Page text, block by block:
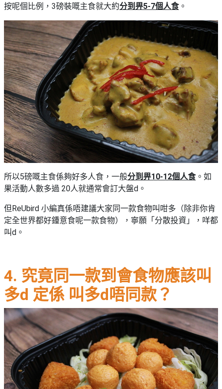
按呢個比例，3磅裝嘅主食就大約分到畀5-7個人食。
所以5磅嘅主食係夠好多人食，一般分到畀10-12個人食。如
果活動人數多過 20人就通常會訂大盤d。
但ReUbird 小編真係唔建議大家同一款食物叫咁多（除非你肯
定全世界都好鍾意食呢一款食物），寧願「分散投資」，咩都
叫d。
4. 究竟同一款到會食物應該叫
多d 定係 叫多d唔同款？